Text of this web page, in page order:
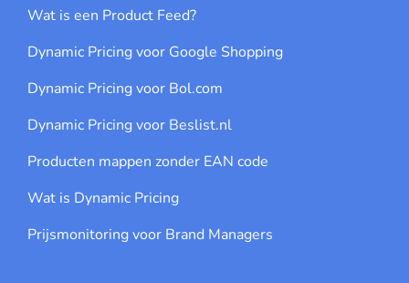
Wat is een Product Feed?
Dynamic Pricing voor Google Shopping
Dynamic Pricing voor Bol.com
Dynamic Pricing voor Beslist.nl
Producten mappen zonder EAN code
Wat is Dynamic Pricing
Prijsmonitoring voor Brand Managers